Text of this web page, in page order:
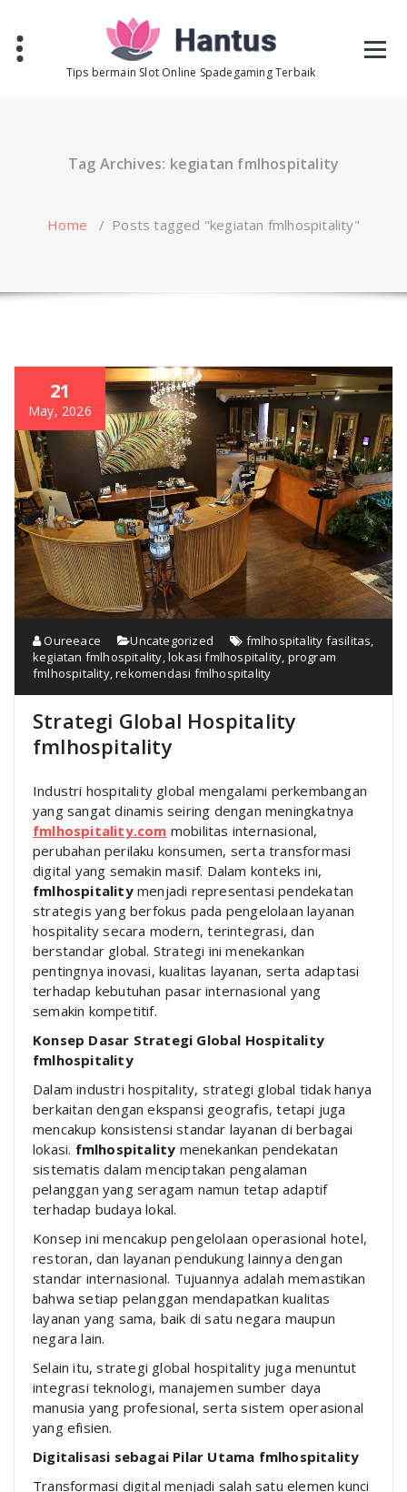
content
Tips bermain Slot Online Spadegaming Terbaik
Tag Archives: kegiatan fmlhospitality
Home / Posts tagged "kegiatan fmlhospitality"
21
May, 2026
Oureeace Uncategorized fmlhospitality fasilitas,
kegiatan fmlhospitality,lokasi fmlhospitality, program
fmlhospitality,rekomendasi fmlhospitality
Strategi Global Hospitality
fmlhospitality
Industri hospitality global mengalami perkembangan
yang sangat dinamis seiring dengan meningkatnya
fmlhospitality.com mobilitas internasional,
perubahan perilaku konsumen, serta transformasi
digital yang semakin masif. Dalam konteks ini,
fmlhospitalitymenjadi representasi pendekatan
strategis yang berfokus pada pengelolaan layanan
hospitality secara modern, terintegrasi, dan
berstandar global. Strategi ini menekankan
pentingnya inovasi, kualitas layanan, serta adaptasi
terhadap kebutuhan pasar internasional yang
semakin kompetitif.
Konsep Dasar Strategi Global Hospitality
fmlhospitality
Dalam industri hospitality, strategi global tidak hanya
berkaitan dengan ekspansi geografis, tetapi juga
mencakup konsistensi standar layanan di berbagai
lokasi. fmlhospitality menekankan pendekatan
sistematis dalam menciptakan pengalaman
pelanggan yang seragam namun tetap adaptif
terhadap budaya lokal.
Konsep ini mencakup pengelolaan operasional hotel,
restoran, dan layanan pendukung lainnya dengan
standar internasional. Tujuannya adalah memastikan
bahwa setiap pelanggan mendapatkan kualitas
layanan yang sama, baik di satu negara maupun
negara lain.
Selain itu, strategi global hospitality juga menuntut
integrasi teknologi, manajemen sumber daya
manusia yang profesional, serta sistem operasional
yang efisien.
Digitalisasi sebagai Pilar Utama fmlhospitality
Transformasi digital menjadi salah satu elemen kunci